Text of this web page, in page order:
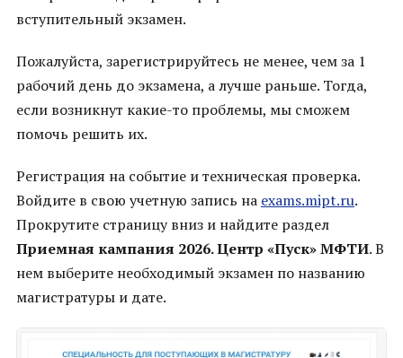
вступительный экзамен.
Пожалуйста, зарегистрируйтесь не менее, чем за 1
рабочий день до экзамена, а лучше раньше. Тогда,
если возникнут какие-то проблемы, мы сможем
помочь решить их.
Регистрация на событие и техническая проверка.
Войдите в свою учетную запись на exams.mipt.ru.
Прокрутите страницу вниз и найдите раздел
Приемная кампания 2026. Центр «Пуск» МФТИ. В
нем выберите необходимый экзамен по названию
магистратуры и дате.